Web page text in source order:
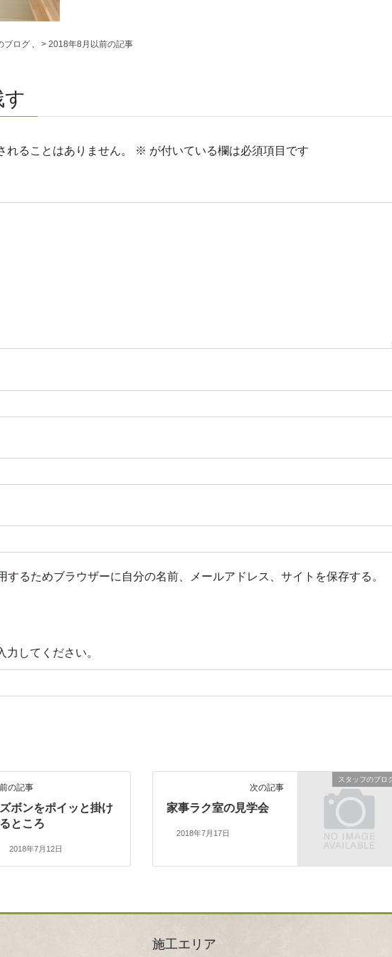
ブログ > 2018年8月以前の記事
す
れることはありません。 ※ が付いている欄は必須項目です
するためブラウザーに自分の名前、メールアドレス、サイトを保存する。
力してください。
前の記事
ズボンをポイッと掛け
るところ
2018年7月12日
スタッフのブロ
次の記事
家事ラク室の見学会
2018年7月17日
施工エリア